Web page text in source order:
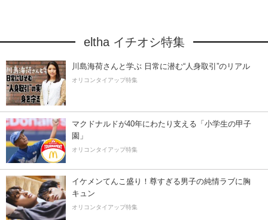
eltha イチオシ特集
川島海荷さんと学ぶ 日常に潜む“人身取引”のリアル
オリコンタイアップ特集
マクドナルドが40年にわたり支える「小学生の甲子
園」
オリコンタイアップ特集
イケメンてんこ盛り！尊すぎる男子の純情ラブに胸
キュン
オリコンタイアップ特集